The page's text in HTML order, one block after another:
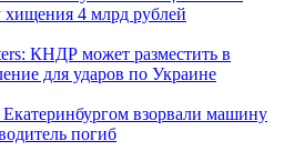
хищения 4 млрд рублей
КНДР может разместить в
для ударов по Украине
взорвали машину
погиб